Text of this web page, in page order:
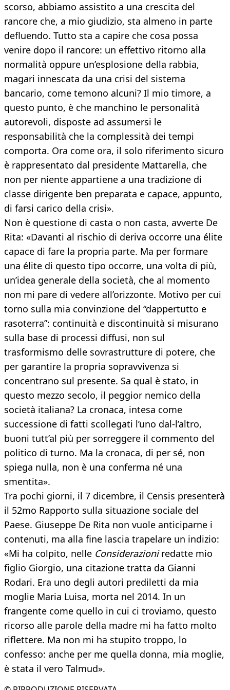
scorso, abbiamo assistito a una crescita del
rancore che, a mio giudizio, sta almeno in parte
defluendo. Tutto sta a capire che cosa possa
venire dopo il rancore: un effettivo ritorno alla
normalità oppure un’esplosione della rabbia,
magari innescata da una crisi del sistema
bancario, come temono alcuni? Il mio timore, a
questo punto, è che manchino le personalità
autorevoli, disposte ad assumersi le
responsabilità che la complessità dei tempi
comporta. Ora come ora, il solo riferimento sicuro
è rappresentato dal presidente Mattarella, che
non per niente appartiene a una tradizione di
classe dirigente ben preparata e capace, appunto,
di farsi carico della crisi».
Non è questione di casta o non casta, avverte De
Rita: «Davanti al rischio di deriva occorre una élite
capace di fare la propria parte. Ma per formare
una élite di questo tipo occorre, una volta di più,
un’idea generale della società, che al momento
non mi pare di vedere all’orizzonte. Motivo per cui
torno sulla mia convinzione del “dappertutto e
rasoterra”: continuità e discontinuità si misurano
sulla base di processi diffusi, non sul
trasformismo delle sovrastrutture di potere, che
per garantire la propria sopravvivenza si
concentrano sul presente. Sa qual è stato, in
questo mezzo secolo, il peggior nemico della
società italiana? La cronaca, intesa come
successione di fatti scollegati l’uno dal-l’altro,
buoni tutt’al più per sorreggere il commento del
politico di turno. Ma la cronaca, di per sé, non
spiega nulla, non è una conferma né una
smentita».
Tra pochi giorni, il 7 dicembre, il Censis presenterà
il 52mo Rapporto sulla situazione sociale del
Paese. Giuseppe De Rita non vuole anticiparne i
contenuti, ma alla fine lascia trapelare un indizio:
«Mi ha colpito, nelle Considerazioniredatte mio
figlio Giorgio, una citazione tratta da Gianni
Rodari. Era uno degli autori prediletti da mia
moglie Maria Luisa, morta nel 2014. In un
frangente come quello in cui ci troviamo, questo
ricorso alle parole della madre mi ha fatto molto
riflettere. Ma non mi ha stupito troppo, lo
confesso: anche per me quella donna, mia moglie,
è stata il vero Talmud».